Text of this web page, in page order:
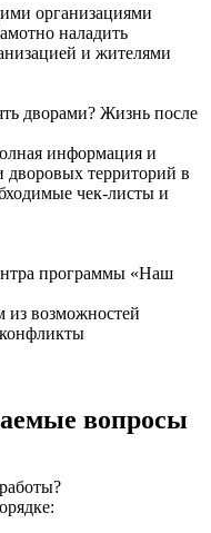
организациями
наладить
и жителями
дворами? Жизнь после
информация и
дворовых территорий в
чек-листы и
программы «Наш
из возможностей
вопросы